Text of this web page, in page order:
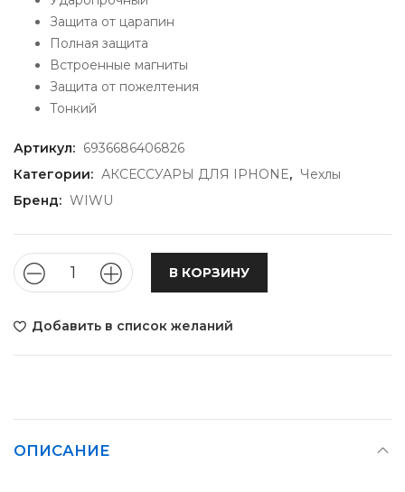
Защита от царапин
Полная защита
Встроенные магниты
Защита от пожелтения
Тонкий
Артикул: 6936686406826
Категории: АКСЕССУАРЫ ДЛЯ IPHONE, Чехлы
Бренд: WIWU
В КОРЗИНУ
Добавить в список желаний
ОПИСАНИЕ